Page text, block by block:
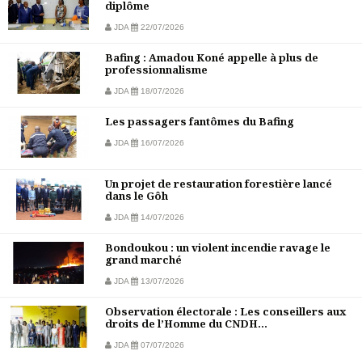
diplôme
JDA 22/07/2026
Bafing : Amadou Koné appelle à plus de
professionnalisme
JDA 18/07/2026
Les passagers fantômes du Bafing
JDA 16/07/2026
Un projet de restauration forestière lancé
dans le Gôh
JDA 14/07/2026
Bondoukou : un violent incendie ravage le
grand marché
JDA 13/07/2026
Observation électorale : Les conseillers aux
droits de l’Homme du CNDH...
JDA 07/07/2026